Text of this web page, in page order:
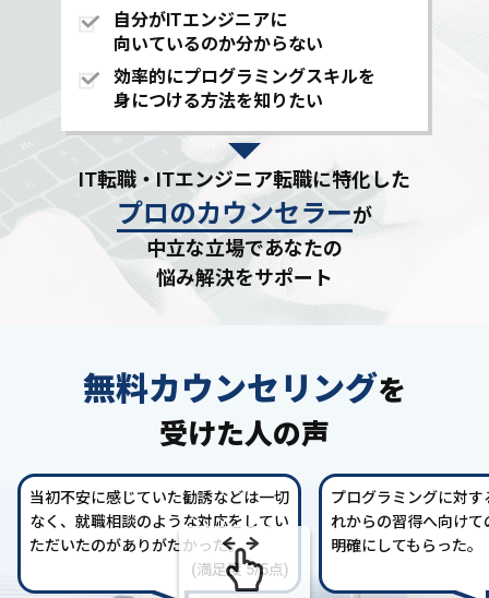
自分がITエンジニアに
向いているのか分からない
効率的にプログラミングスキルを
身につける方法を知りたい
IT転職・ITエンジニア転職に特化した
プロのカウンセラーが
中立な立場であなたの
悩み解決をサポート
無料カウンセリングを
受けた人の声
当初不安に感じていた勧誘などは一切
なく、就職相談のような対応をしてい
ただいたのがありがたかった。
(満足度 5/5点)
プログラミングに対
れからの習得へ向け
明確にしてもらった。